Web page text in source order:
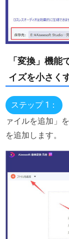
「変換」機能
イズを小さく
ステップ 1：
ァイルを追加」
を追加します。